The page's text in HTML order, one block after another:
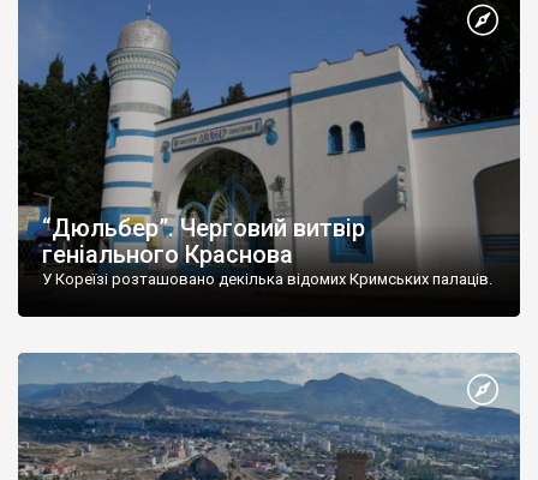
“Дюльбер”. Черговий витвір
геніального Краснова
У Кореїзі розташовано декілька відомих Кримських палаців.